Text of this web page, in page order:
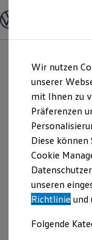
Hauptinhalt
springen
Footer
springen
Modelle und
Modelle
ENERGY
SUV und
Kombis
Schnell
Angebote und
Aktuelle
E-Auto-
Junge
Wir nutzen
unserer
mit Ihnen zu
Präferenzen
Diese
Cookie
unseren
Richtlinie und
Folgende